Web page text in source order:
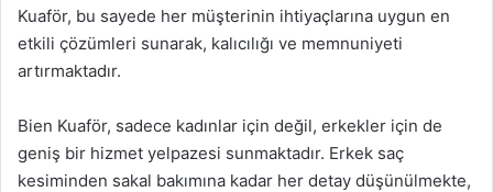
Kuaför, bu sayede her müşterinin ihtiyaçlarına uygun en
etkili çözümleri sunarak, kalıcılığı ve memnuniyeti
artırmaktadır.
Bien Kuaför, sadece kadınlar için değil, erkekler için de
geniş bir hizmet yelpazesi sunmaktadır. Erkek saç
kesiminden sakal bakımına kadar her detay düşünülmekte,